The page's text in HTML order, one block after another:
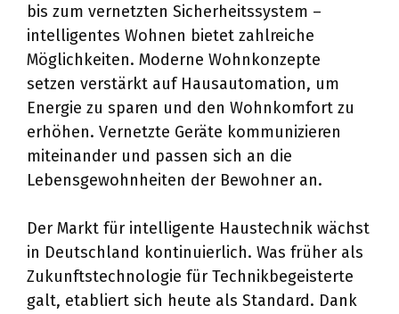
bis zum vernetzten Sicherheitssystem –
intelligentes Wohnen bietet zahlreiche
Möglichkeiten. Moderne Wohnkonzepte
setzen verstärkt auf Hausautomation, um
Energie zu sparen und den Wohnkomfort zu
erhöhen. Vernetzte Geräte kommunizieren
miteinander und passen sich an die
Lebensgewohnheiten der Bewohner an.
Der Markt für intelligente Haustechnik wächst
in Deutschland kontinuierlich. Was früher als
Zukunftstechnologie für Technikbegeisterte
galt, etabliert sich heute als Standard. Dank